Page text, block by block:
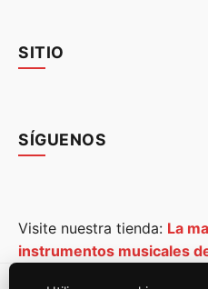
SITIO
SÍGUENOS
Visite nuestra tienda: La
instrumentos musicales